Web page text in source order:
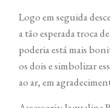
Logo em seguida
a tão esperada troca
poderia está mais
os dois e simbolizar
ao ar, em